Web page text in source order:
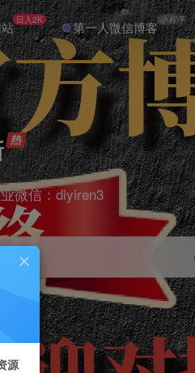
日入2K 第一人微信博客小程序
微信：diyiren3
源